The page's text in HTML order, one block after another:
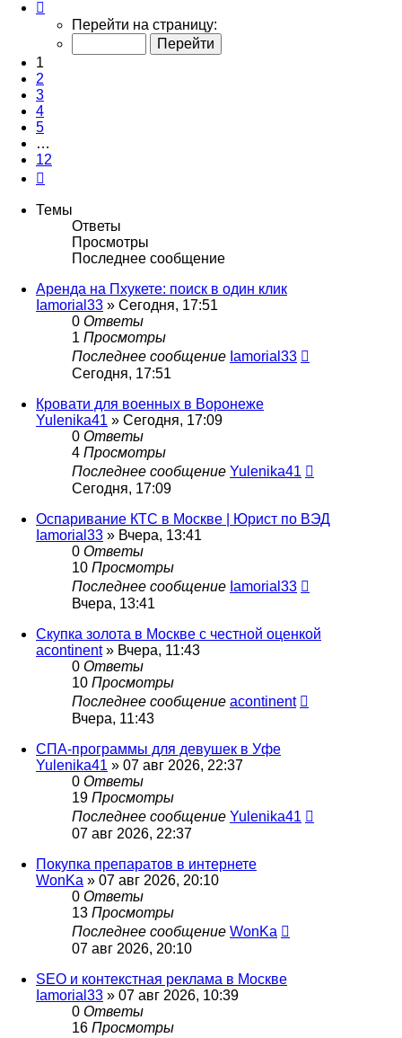
12
Перейти на страницу:
1
2
3
4
5
…
12
Темы
Ответы
Просмотры
Последнее сообщение
Аренда на Пхукете: поиск в один клик
Iamorial33 » Сегодня, 17:51
0 Ответы
1 Просмотры
Последнее сообщение Iamorial33
Сегодня, 17:51
Кровати для военных в Воронеже
Yulenika41 » Сегодня, 17:09
0 Ответы
4 Просмотры
Последнее сообщение Yulenika41
Сегодня, 17:09
Оспаривание КТС в Москве | Юрист по ВЭД
Iamorial33 » Вчера, 13:41
0 Ответы
10 Просмотры
Последнее сообщение Iamorial33
Вчера, 13:41
Скупка золота в Москве с честной оценкой
acontinent» Вчера, 11:43
0 Ответы
10 Просмотры
Последнее сообщение acontinent
Вчера, 11:43
СПА-программы для девушек в Уфе
Yulenika41 » 07 авг 2026, 22:37
0 Ответы
19 Просмотры
Последнее сообщение Yulenika41
07 авг 2026, 22:37
Покупка препаратов в интернете
WonKa » 07 авг 2026, 20:10
0 Ответы
13 Просмотры
Последнее сообщение WonKa
07 авг 2026, 20:10
SEO и контекстная реклама в Москве
Iamorial33 » 07 авг 2026, 10:39
0 Ответы
16 Просмотры